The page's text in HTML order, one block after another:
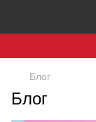
Блог
Блог